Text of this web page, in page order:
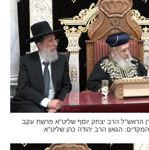
הראש"ל הרב יצחק יוסף שליט"א פרשת עקב
הגאון הרב יהודה כהן שליט"א